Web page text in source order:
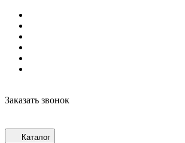
Заказать звонок
Каталог